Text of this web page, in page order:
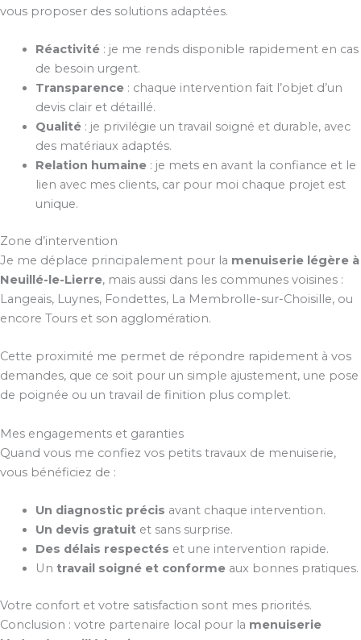
vous proposer des solutions adaptées.
Réactivité: je me rends disponible rapidement en cas
de besoin urgent.
Transparence: chaque intervention fait l’objet d’un
devis clair et détaillé.
Qualité: je privilégie un travail soigné et durable, avec
des matériaux adaptés.
Relation humaine: je mets en avant la confiance et le
lien avec mes clients, car pour moi chaque projet est
unique.
Zone d’intervention
Je me déplace principalement pour la menuiserie légère à
Neuillé-le-Lierre, mais aussi dans les communes voisines :
Langeais, Luynes, Fondettes, La Membrolle-sur-Choisille, ou
encore Tours et son agglomération.
Cette proximité me permet de répondre rapidement à vos
demandes, que ce soit pour un simple ajustement, une pose
de poignée ou un travail de finition plus complet.
Mes engagements et garanties
Quand vous me confiez vos petits travaux de menuiserie,
vous bénéficiez de :
Un diagnostic précis avant chaque intervention.
Un devis gratuitet sans surprise.
Des délais respectés et une intervention rapide.
Un travail soigné et conformeaux bonnes pratiques.
Votre confort et votre satisfaction sont mes priorités.
Conclusion : votre partenaire local pour la menuiserie